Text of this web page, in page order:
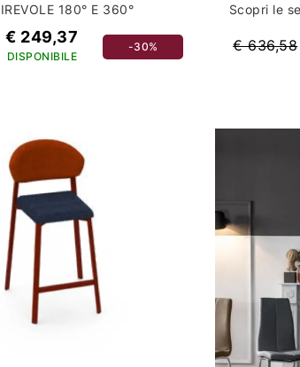
180° E 360°
€ 249,37
DISPONIBILE
-30% € 636,58